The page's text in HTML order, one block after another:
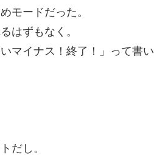
モードだった。
はずもなく。
マイナス！終了！」って書い
だし。